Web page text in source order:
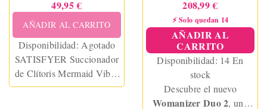
49,95 €
AÑADIR AL CARRITO
Disponibilidad: Agotado
SATISFYER Succionador
de Clítoris Mermaid Vibes
Violeta y Rosa
208,99 €
⚡ Solo quedan 14
AÑADIR AL
CARRITO
Disponibilidad: 14 En
stock
Descubre el nuevo
Womanizer Duo 2, una